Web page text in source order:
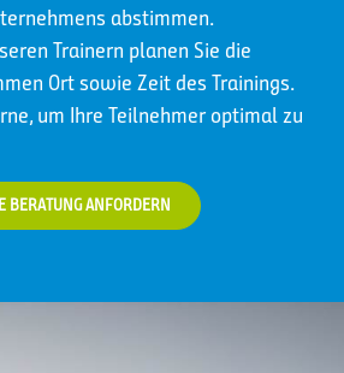
abstimmen.
Trainern planen Sie die
Ort sowie Zeit des Trainings.
um Ihre Teilnehmer optimal zu
BERATUNG ANFORDERN